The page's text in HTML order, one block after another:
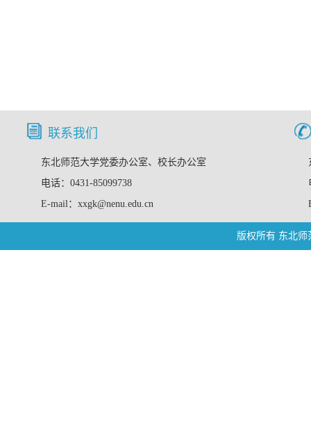
联系我们
东北师范大学党委办公室、校长办公室
电话：0431-85099738
E-mail：xxgk@nenu.edu.cn
版权所有 东北